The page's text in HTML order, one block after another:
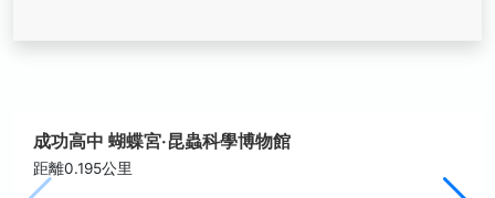
成功高中 蝴蝶宮‧昆蟲科學博物館
距離0.195公里